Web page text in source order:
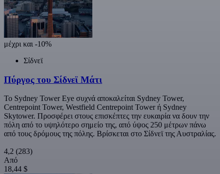
μέχρι και -10%
Σίδνεϊ
Πύργος του Σίδνεϊ Μάτι
Το Sydney Tower Eye συχνά αποκαλείται Sydney Tower,
Centrepoint Tower, Westfield Centrepoint Tower ή Sydney
Skytower. Προσφέρει στους επισκέπτες την ευκαιρία να δουν την
πόλη από το υψηλότερο σημείο της, από ύψος 250 μέτρων πάνω
από τους δρόμους της πόλης. Βρίσκεται στο Σίδνεϊ της Αυστραλίας.
4,2 (283)
Από
18,44 $